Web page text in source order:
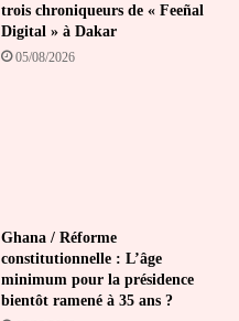
trois chroniqueurs de « Feeñal
Digital » à Dakar
05/08/2026
Ghana / Réforme
constitutionnelle : L’âge
minimum pour la présidence
bientôt ramené à 35 ans ?